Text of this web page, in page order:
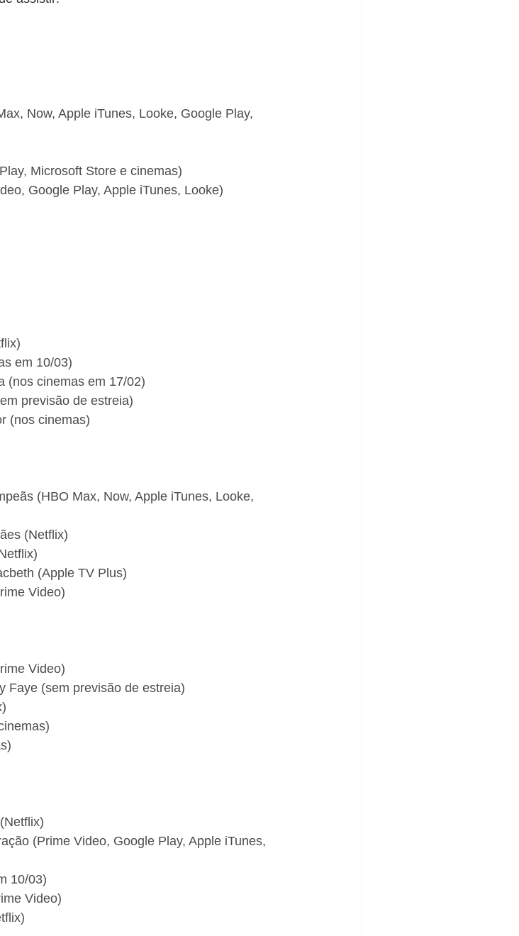
Now, Apple iTunes, Looke, Google Play,
Microsoft Store e cinemas)
Google Play, Apple iTunes, Looke)
em 10/03)
(nos cinemas em 17/02)
previsão de estreia)
(nos cinemas)
(HBO Max, Now, Apple iTunes, Looke,
(Netflix)
(Apple TV Plus)
Video)
Video)
Faye (sem previsão de estreia)
(Prime Video, Google Play, Apple iTunes,
10/03)
Video)